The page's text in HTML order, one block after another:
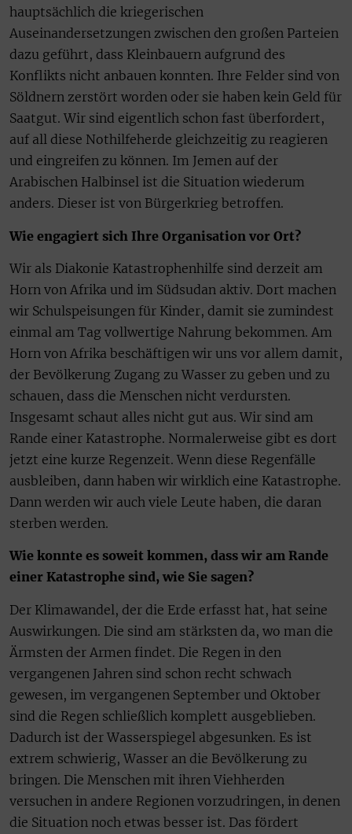
hauptsächlich die kriegerischen
Auseinandersetzungen zwischen den großen Parteien
dazu geführt, dass Kleinbauern aufgrund des
Konflikts nicht anbauen konnten. Ihre Felder sind von
Söldnern zerstört worden oder sie haben kein Geld für
Saatgut. Wir sind eigentlich schon fast überfordert,
auf all diese Nothilfeherde gleichzeitig zu reagieren
und eingreifen zu können. Im Jemen auf der
Arabischen Halbinsel ist die Situation wiederum
anders. Dieser ist von Bürgerkrieg betroffen.
Wie engagiert sich Ihre Organisation vor Ort?
Wir als Diakonie Katastrophenhilfe sind derzeit am
Horn von Afrika und im Südsudan aktiv. Dort machen
wir Schulspeisungen für Kinder, damit sie zumindest
einmal am Tag vollwertige Nahrung bekommen. Am
Horn von Afrika beschäftigen wir uns vor allem damit,
der Bevölkerung Zugang zu Wasser zu geben und zu
schauen, dass die Menschen nicht verdursten.
Insgesamt schaut alles nicht gut aus. Wir sind am
Rande einer Katastrophe. Normalerweise gibt es dort
jetzt eine kurze Regenzeit. Wenn diese Regenfälle
ausbleiben, dann haben wir wirklich eine Katastrophe.
Dann werden wir auch viele Leute haben, die daran
sterben werden.
Wie konnte es soweit kommen, dass wir am Rande
einer Katastrophe sind, wie Sie sagen?
Der Klimawandel, der die Erde erfasst hat, hat seine
Auswirkungen. Die sind am stärksten da, wo man die
Ärmsten der Armen findet. Die Regen in den
vergangenen Jahren sind schon recht schwach
gewesen, im vergangenen September und Oktober
sind die Regen schließlich komplett ausgeblieben.
Dadurch ist der Wasserspiegel abgesunken. Es ist
extrem schwierig, Wasser an die Bevölkerung zu
bringen. Die Menschen mit ihren Viehherden
versuchen in andere Regionen vorzudringen, in denen
die Situation noch etwas besser ist. Das fördert